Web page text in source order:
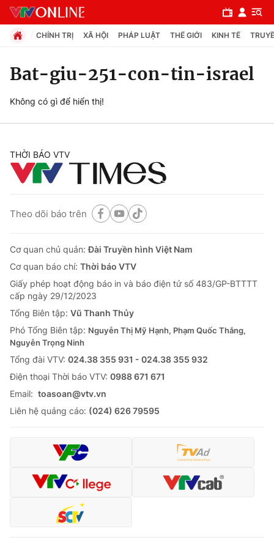
Chuyên mục
Chính trị
Xã hội
Thế giới
Tin tức
Thế giới đó đây
Câu chuyện quốc tế
Kinh tế
Tài chính
Thị trường
Góc doanh nghiệp
Dữ liệu và đời sống
Truyền hình
Phim VTV
Giải trí
Đời sống
Làm đẹp
Chất lượng cuộc sống
Giáo dục
Học trực tuyến
Công nghệ
CHÍNH TRỊ XÃ HỘI PHÁP LUẬT THẾ GIỚI KINH TẾ
Bat-giu-251-con-tin-israel
Không có gì để hiển thị!
THỜI BÁO VTV
Theo dõi báo trên
Cơ quan chủ quản:Đài Truyền hình Việt Nam
Cơ quan báo chí: Thời báo VTV
Giấy phép hoạt động báo in và báo điện tử số 483/GP-BTTTT
cấp ngày 29/12/2023
Tổng Biên tập: Vũ Thanh Thủy
Phó Tổng Biên tập: Nguyễn Thị Mỹ Hạnh, Phạm Quốc Thắng,
Nguyễn Trọng Ninh
Tổng đài VTV: 024.38 355 931 - 024.38 355 932
Ðiện thoại Thời báo VTV: 0988 671 671
Email: toasoan@vtv.vn
Liên hệ quảng cáo: (024) 626 79595